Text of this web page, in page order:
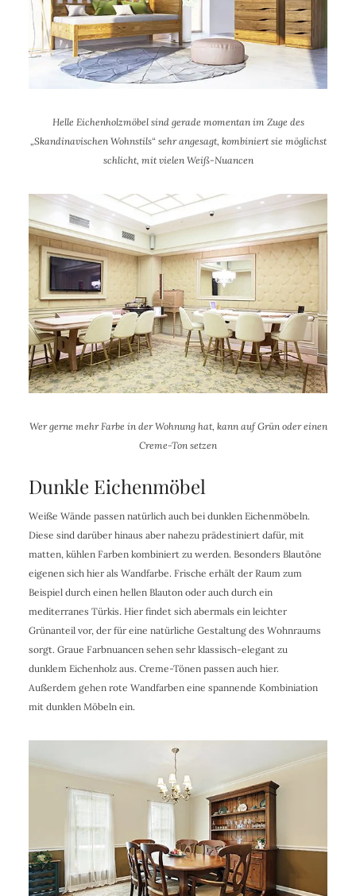
Helle Eichenholzmöbel sind gerade momentan im Zuge des
„Skandinavischen Wohnstils“ sehr angesagt, kombiniert sie möglichst
schlicht, mit vielen Weiß-Nuancen
Wer gerne mehr Farbe in der Wohnung hat, kann auf Grün oder einen
Creme-Ton setzen
Dunkle Eichenmöbel
Weiße Wände passen natürlich auch bei dunklen Eichenmöbeln.
Diese sind darüber hinaus aber nahezu prädestiniert dafür, mit
matten, kühlen Farben kombiniert zu werden. Besonders Blautöne
eigenen sich hier als Wandfarbe. Frische erhält der Raum zum
Beispiel durch einen hellen Blauton oder auch durch ein
mediterranes Türkis. Hier findet sich abermals ein leichter
Grünanteil vor, der für eine natürliche Gestaltung des Wohnraums
sorgt. Graue Farbnuancen sehen sehr klassisch-elegant zu
dunklem Eichenholz aus. Creme-Tönen passen auch hier.
Außerdem gehen rote Wandfarben eine spannende Kombiniation
mit dunklen Möbeln ein.